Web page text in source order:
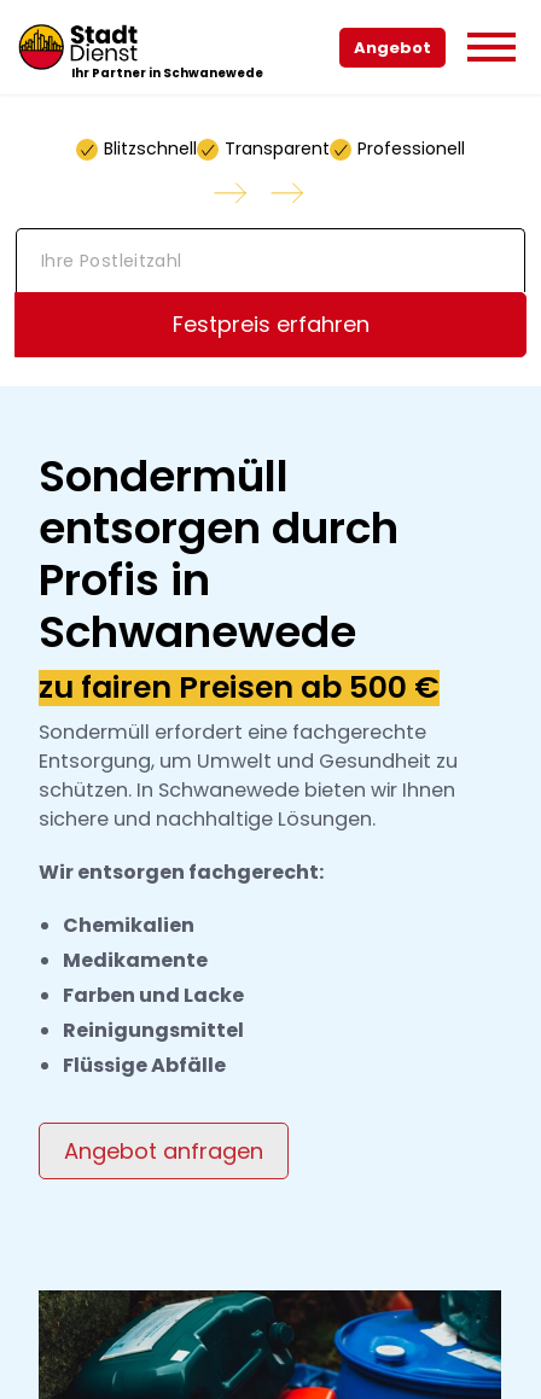
Ihr Partner in Schwanewede
Angebot
Blitzschnell Transparent Professionell
I
o
Festpreis erfahren
Sondermüll
entsorgen durch
Profis in
Schwanewede
zu fairen Preisen ab 500 €
Sondermüll erfordert eine fachgerechte
Entsorgung, um Umwelt und Gesundheit zu
schützen. In Schwanewede bieten wir Ihnen
sichere und nachhaltige Lösungen.
Wir entsorgen fachgerecht:
Chemikalien
Medikamente
Farben und Lacke
Reinigungsmittel
Flüssige Abfälle
Angebot anfragen